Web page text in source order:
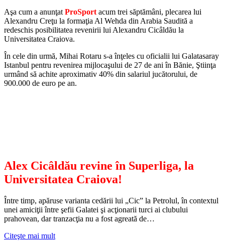
Aşa cum a anunţat ProSport acum trei săptămâni, plecarea lui
Alexandru Creţu la formaţia Al Wehda din Arabia Saudită a
redeschis posibilitatea revenirii lui Alexandru Cicâldău la
Universitatea Craiova.
În cele din urmă, Mihai Rotaru s-a înţeles cu oficialii lui Galatasaray
Istanbul pentru revenirea mijlocaşului de 27 de ani în Bănie, Ştiinţa
urmând să achite aproximativ 40% din salariul jucătorului, de
900.000 de euro pe an.
Alex Cicâldău revine în Superliga, la
Universitatea Craiova!
Între timp, apăruse varianta cedării lui „Cic” la Petrolul, în contextul
unei amiciţii între şefii Galatei şi acţionarii turci ai clubului
prahovean, dar tranzacţia nu a fost agreată de…
Citeşte mai mult